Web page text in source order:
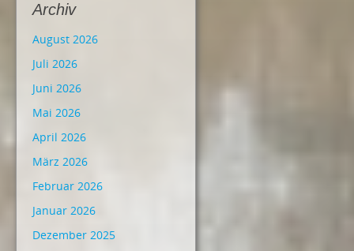
Archiv
August 2026
Juli 2026
Juni 2026
Mai 2026
April 2026
März 2026
Februar 2026
Januar 2026
Dezember 2025